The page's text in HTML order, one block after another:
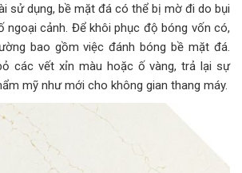
sử dụng, bề mặt đá có thể bị mờ đi do bụi
ngoại cảnh. Để khôi phục độ bóng vốn có,
bao gồm việc đánh bóng bề mặt đá.
các vết xỉn màu hoặc ố vàng, trả lại sự
mỹ như mới cho không gian thang máy.